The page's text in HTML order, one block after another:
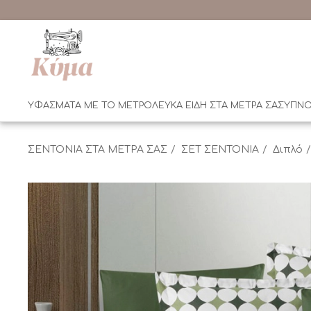
ΥΦΑΣΜΑΤΑ ΜΕ ΤΟ ΜΕΤΡΟΛΕΥΚΑ ΕΙΔΗ ΣΤΑ ΜΕΤΡΑ ΣΑΣ
ΣΕΝΤΟΝΙΑ ΣΤΑ ΜΕΤΡΑ ΣΑΣ ΣΕΤ ΣΕΝΤΟΝΙΑ Διπλό